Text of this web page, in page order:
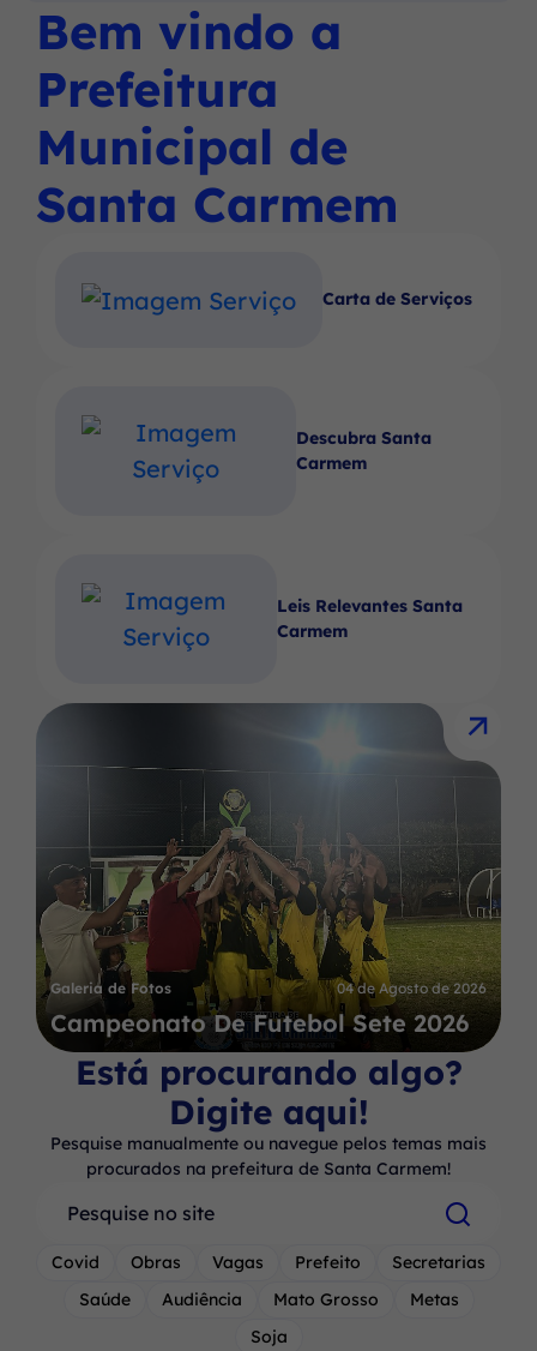
Ir
para
o
rodapé
[alt+4]
Instagram
Facebook
Youtube
menu
principal
Bem vindo a
Prefeitura
Municipal de
Santa Carmem
Carta de Serviços
Descubra Santa
Carmem
Leis Relevantes Santa
Carmem
Galeria de Fotos 04 de Agosto de 2026
Campeonato De Futebol Sete 2026
Está procurando algo?
Digite aqui!
Pesquise manualmente ou navegue pelos temas mais
procurados na prefeitura de Santa Carmem!
Pesquisar
Covid Obras Vagas Prefeito
Secretarias
Saúde
Audiência Mato Grosso
Metas
Soja